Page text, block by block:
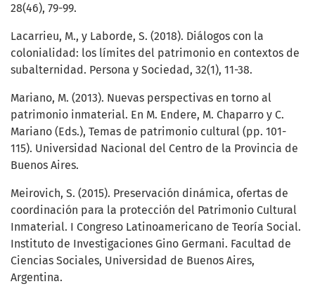
28(46), 79-99.
Lacarrieu, M., y Laborde, S. (2018). Diálogos con la
colonialidad: los límites del patrimonio en contextos de
subalternidad. Persona y Sociedad, 32(1), 11-38.
Mariano, M. (2013). Nuevas perspectivas en torno al
patrimonio inmaterial. En M. Endere, M. Chaparro y C.
Mariano (Eds.), Temas de patrimonio cultural (pp. 101-
115). Universidad Nacional del Centro de la Provincia de
Buenos Aires.
Meirovich, S. (2015). Preservación dinámica, ofertas de
coordinación para la protección del Patrimonio Cultural
Inmaterial. I Congreso Latinoamericano de Teoría Social.
Instituto de Investigaciones Gino Germani. Facultad de
Ciencias Sociales, Universidad de Buenos Aires,
Argentina.